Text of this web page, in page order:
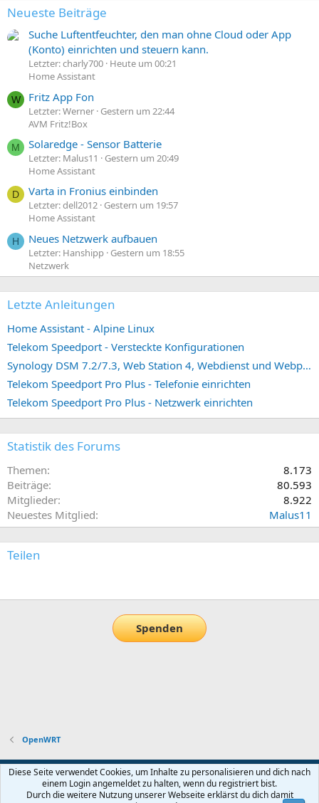
:
Neueste Beiträge
Suche Luftentfeuchter, den man ohne Cloud oder App
(Konto) einrichten und steuern kann.
Letzter: charly700 Heute um 00:21
Home Assistant
W Fritz App Fon
Letzter: Werner Gestern um 22:44
AVM Fritz!Box
M Solaredge - Sensor Batterie
Letzter: Malus11
Gestern um 20:49
Home Assistant
D Varta in Fronius einbinden
Letzter: dell2012 Gestern um 19:57
Home Assistant
H Neues Netzwerk aufbauen
Letzter: Hanshipp Gestern um 18:55
Netzwerk
Letzte Anleitungen
Home Assistant - Alpine Linux
Telekom Speedport - Versteckte Konfigurationen
Synology DSM 7.2/7.3, Web Station 4, Webdienst und Webportal erstellen (ehemals vHost)
Telekom Speedport Pro Plus - Telefonie einrichten
Telekom Speedport Pro Plus - Netzwerk einrichten
Statistik des Forums
Themen
8.173
Beiträge
80.593
Mitglieder
8.922
Neuestes Mitglied
Malus11
Teilen
Spenden
OpenWRT
Default-Theme
Nutzungsbedingungen
Datenschutz Hilfe und Impressum Start
Diese Seite verwendet Cookies, um Inhalte zu personalisieren und dich nach
einem Login angemeldet zu halten, wenn du registriert bist.
Durch die weitere Nutzung unserer Webseite erklärst du dich damit